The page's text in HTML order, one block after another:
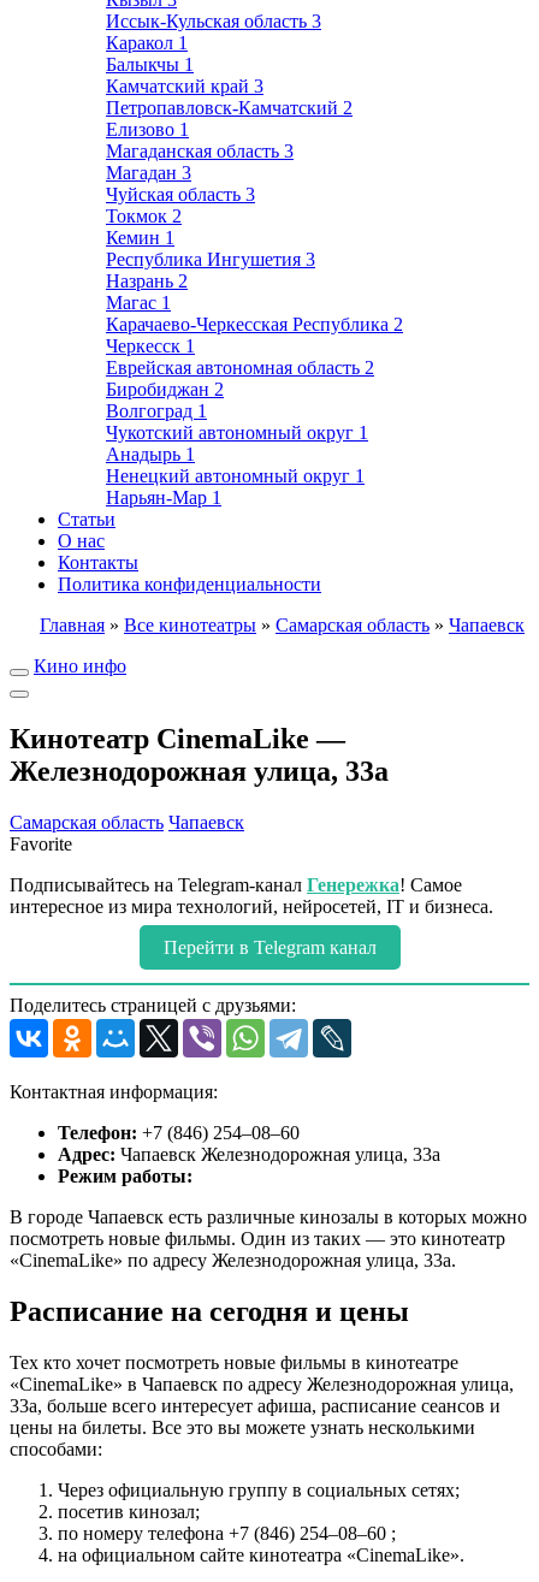
Иссык-Кульская область 3
Каракол 1
Балыкчы 1
Камчатский край 3
Петропавловск-Камчатский 2
Елизово 1
Магаданская область 3
Магадан 3
Чуйская область 3
Токмок 2
Кемин 1
Республика Ингушетия 3
Назрань 2
Магас 1
Карачаево-Черкесская Республика 2
Черкесск 1
Еврейская автономная область 2
Биробиджан 2
Волгоград 1
Чукотский автономный округ 1
Анадырь 1
Ненецкий автономный округ 1
Нарьян-Мар 1
Статьи
О нас
Контакты
Политика конфиденциальности
Главная » Все кинотеатры » Самарская область » Чапаевск
Кино инфо
Кинотеатр CinemaLike —
Железнодорожная улица, 33а
Самарская область Чапаевск
Favorite
Подписывайтесь на Telegram-канал Генережка! Самое
интересное из мира технологий, нейросетей, IT и бизнеса.
Перейти в Telegram канал
Поделитесь страницей с друзьями:
Контактная информация:
Телефон: +7 (846) 254‒08‒60
Адрес: Чапаевск Железнодорожная улица, 33а
Режим работы:
В городе Чапаевск есть различные кинозалы в которых можно
посмотреть новые фильмы. Один из таких — это кинотеатр
«CinemaLike» по адресу Железнодорожная улица, 33а.
Расписание на сегодня и цены
Тех кто хочет посмотреть новые фильмы в кинотеатре
«CinemaLike» в Чапаевск по адресу Железнодорожная улица,
33а, больше всего интересует афиша, расписание сеансов и
цены на билеты. Все это вы можете узнать несколькими
способами:
Через официальную группу в социальных сетях;
посетив кинозал;
по номеру телефона +7 (846) 254‒08‒60 ;
на официальном сайте кинотеатра «CinemaLike».